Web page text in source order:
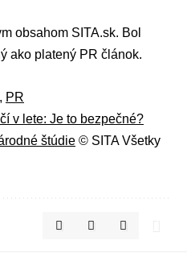
obsahom SITA.sk. Bol
ako platený PR článok.
, PR
v lete: Je to bezpečné?
štúdie © SITA Všetky